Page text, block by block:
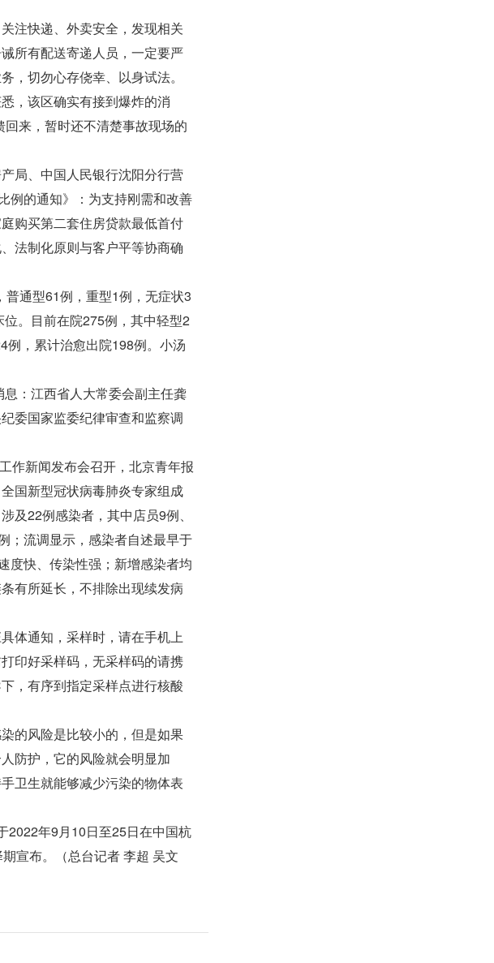
注快递、外卖安全，发现相关
所有配送寄递人员，一定要严
，切勿心存侥幸、以身试法。
，该区确实有接到爆炸的消
来，暂时还不清楚事故现场的
局、中国人民银行沈阳分行营
例的通知》：为支持刚需和改善
购买第二套住房贷款最低首付
法制化原则与客户平等协商确
通型61例，重型1例，无症状3
。目前在院275例，其中轻型2
例，累计治愈出院198例。小汤
：江西省人大常委会副主任龚
委国家监委纪律审查和监察调
新闻发布会召开，北京青年报
国新型冠状病毒肺炎专家组成
及22例感染者，其中店员9例、
；流调显示，感染者自述最早于
度快、传染性强；新增感染者均
有所延长，不排除出现续发病
体通知，采样时，请在手机上
印好采样码，无采样码的请携
，有序到指定采样点进行核酸
的风险是比较小的，但是如果
防护，它的风险就会明显加
卫生就能够减少污染的物体表
年9月10日至25日在中国杭
宣布。（总台记者 李超 吴文